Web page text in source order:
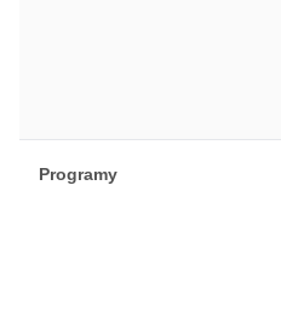
Programy